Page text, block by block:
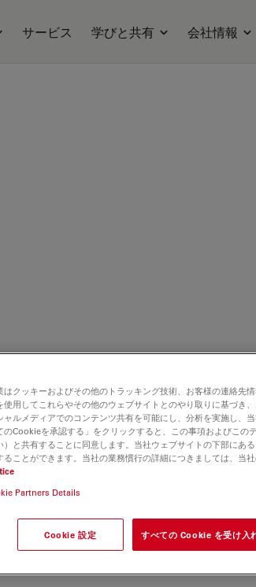
サービス 学びと共有 会社情報
はクッキーおよびその他のトラッキング技術、お客様の連絡先
使用してこれらやその他のウェブサイトとのやり取りに基づき
ャルメディアでのコンテンツ共有を可能にし、分析を実施し、
Cookieを承認する」をクリックすると、この事項およびこの
）と共有することに同意します。当社ウェブサイトの下部にあ
ことができます。当社の業務慣行の詳細につきましては、当
Partners Details
Cookie 設定 すべての Cookie を受け入